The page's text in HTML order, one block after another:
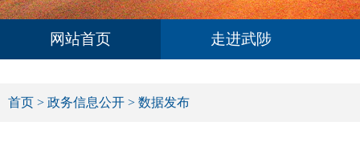
网站首页 走进武陟
首页 > 政务信息公开 > 数据发布